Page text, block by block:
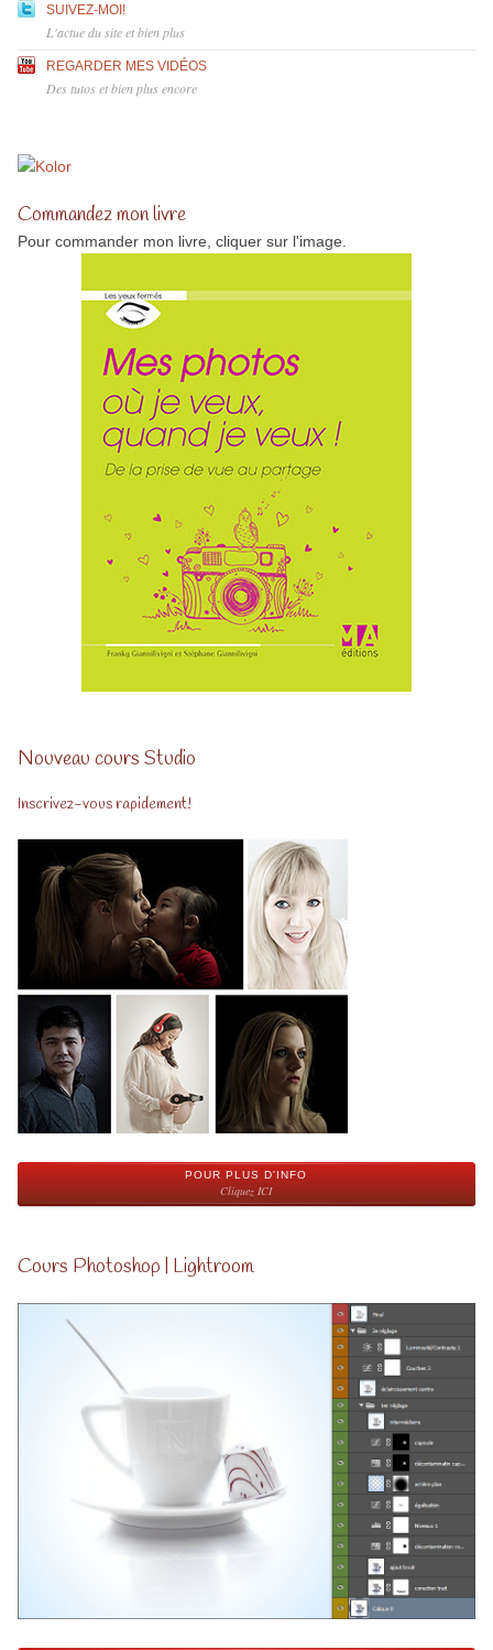
SUIVEZ-MOI!
L'actue du site et bien plus
REGARDER MES VIDÉOS
Des tutos et bien plus encore
Commandez mon livre
Pour commander mon livre, cliquer sur l'image.
Nouveau cours Studio
Inscrivez-vous rapidement!
POUR PLUS D'INFO
Cliquez ICI
Cours Photoshop | Lightroom